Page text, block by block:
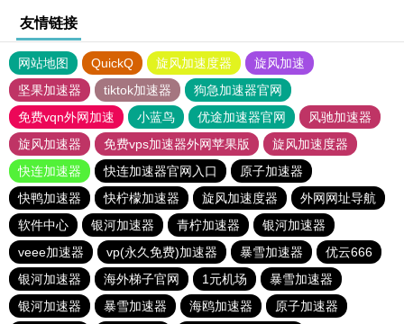
友情链接
网站地图 QuickQ 旋风加速度器
旋风加速
坚果加速器
tiktok加速器
狗急加速器官网
免费vqn外网加速
小蓝鸟 优途加速器官网
风驰加速器
旋风加速器
免费vps加速器外网苹果版
旋风加速度器
快连加速器
快连加速器官网入口
原子加速器
快鸭加速器
快柠檬加速器 旋风加速度器
外网网址导航
软件中心
银河加速器 青柠加速器
银河加速器
veee加速器
vp(永久免费)加速器 暴雪加速器
优云666
银河加速器
海外梯子官网 1元机场
暴雪加速器
银河加速器
暴雪加速器 海鸥加速器 原子加速器